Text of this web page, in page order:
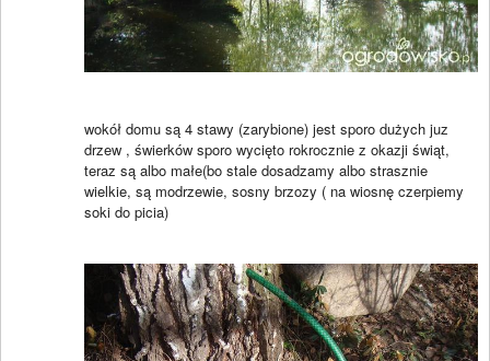
wokół domu są 4 stawy (zarybione) jest sporo dużych juz
drzew , świerków sporo wycięto rokrocznie z okazji świąt,
teraz są albo małe(bo stale dosadzamy albo strasznie
wielkie, są modrzewie, sosny brzozy ( na wiosnę czerpiemy
soki do picia)